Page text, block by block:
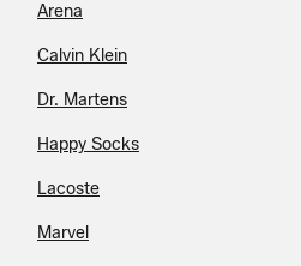
Arena
Calvin Klein
Dr. Martens
Happy Socks
Lacoste
Marvel